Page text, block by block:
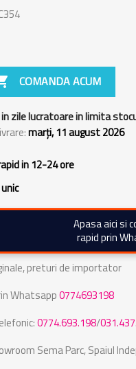
COMANDA ACUM
zile lucratoare in limita
marți, 11 august 2026
in 12-24 ore
Apasa aici si
rapid prin
preturi de importator
Whatsapp0774693198
0774.693.198/
Sema Parc, Spaiul